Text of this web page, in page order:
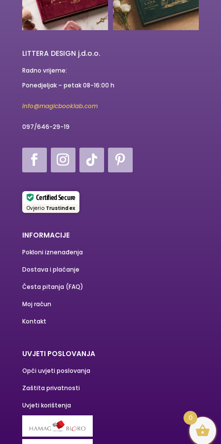
LITTERA DESIGN j.d.o.o.
Radno vrijeme:
Ponedjeljak – petak 08-16:00 h
info@magicbooklab.com
097/646-29-19
Certified Secure
Ovjerio Trustindex
INFORMACIJE
Pokloni iznenađenja
Dostava i plaćanje
Česta pitanja (FAQ)
Moj račun
Kontakt
UVJETI POSLOVANJA
Opći uvjeti poslovanja
Zaštita privatnosti
Uvjeti korištenja
0